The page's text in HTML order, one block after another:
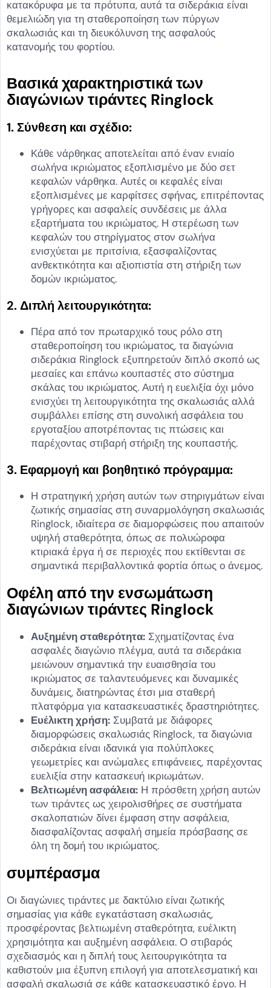
κατακόρυφα με τα πρότυπα, αυτά τα σιδεράκια είναι
θεμελιώδη για τη σταθεροποίηση των πύργων
σκαλωσιάς και τη διευκόλυνση της ασφαλούς
κατανομής του φορτίου.
Βασικά χαρακτηριστικά των
διαγώνιων τιράντες Ringlock
1. Σύνθεση και σχέδιο:
Κάθε νάρθηκας αποτελείται από έναν ενιαίο
σωλήνα ικριώματος εξοπλισμένο με δύο σετ
κεφαλών νάρθηκα. Αυτές οι κεφαλές είναι
εξοπλισμένες με καρφίτσες σφήνας, επιτρέποντας
γρήγορες και ασφαλείς συνδέσεις με άλλα
εξαρτήματα του ικριώματος. Η στερέωση των
κεφαλών του στηρίγματος στον σωλήνα
ενισχύεται με πριτσίνια, εξασφαλίζοντας
ανθεκτικότητα και αξιοπιστία στη στήριξη των
δομών ικριώματος.
2. Διπλή λειτουργικότητα:
Πέρα από τον πρωταρχικό τους ρόλο στη
σταθεροποίηση του ικριώματος, τα διαγώνια
σιδεράκια Ringlock εξυπηρετούν διπλό σκοπό ως
μεσαίες και επάνω κουπαστές στο σύστημα
σκάλας του ικριώματος. Αυτή η ευελιξία όχι μόνο
ενισχύει τη λειτουργικότητα της σκαλωσιάς αλλά
συμβάλλει επίσης στη συνολική ασφάλεια του
εργοταξίου αποτρέποντας τις πτώσεις και
παρέχοντας στιβαρή στήριξη της κουπαστής.
3. Εφαρμογή και βοηθητικό πρόγραμμα:
Η στρατηγική χρήση αυτών των στηριγμάτων είναι
ζωτικής σημασίας στη συναρμολόγηση σκαλωσιάς
Ringlock, ιδιαίτερα σε διαμορφώσεις που απαιτούν
υψηλή σταθερότητα, όπως σε πολυώροφα
κτιριακά έργα ή σε περιοχές που εκτίθενται σε
σημαντικά περιβαλλοντικά φορτία όπως ο άνεμος.
Οφέλη από την ενσωμάτωση
διαγώνιων τιράντες Ringlock
Αυξημένη σταθερότητα: Σχηματίζοντας ένα
ασφαλές διαγώνιο πλέγμα, αυτά τα σιδεράκια
μειώνουν σημαντικά την ευαισθησία του
ικριώματος σε ταλαντευόμενες και δυναμικές
δυνάμεις, διατηρώντας έτσι μια σταθερή
πλατφόρμα για κατασκευαστικές δραστηριότητες.
Ευέλικτη χρήση: Συμβατά με διάφορες
διαμορφώσεις σκαλωσιάς Ringlock, τα διαγώνια
σιδεράκια είναι ιδανικά για πολύπλοκες
γεωμετρίες και ανώμαλες επιφάνειες, παρέχοντας
ευελιξία στην κατασκευή ικριωμάτων.
Βελτιωμένη ασφάλεια: Η πρόσθετη χρήση αυτών
των τιράντες ως χειρολισθήρες σε συστήματα
σκαλοπατιών δίνει έμφαση στην ασφάλεια,
διασφαλίζοντας ασφαλή σημεία πρόσβασης σε
όλη τη δομή του ικριώματος.
συμπέρασμα
Οι διαγώνιες τιράντες με δακτύλιο είναι ζωτικής
σημασίας για κάθε εγκατάσταση σκαλωσιάς,
προσφέροντας βελτιωμένη σταθερότητα, ευέλικτη
χρησιμότητα και αυξημένη ασφάλεια. Ο στιβαρός
σχεδιασμός και η διπλή τους λειτουργικότητα τα
καθιστούν μια έξυπνη επιλογή για αποτελεσματική και
ασφαλή σκαλωσιά σε κάθε κατασκευαστικό έργο. Η